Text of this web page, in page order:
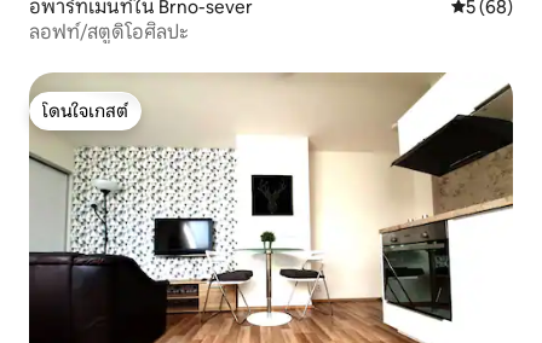
อพาร์ทเมนท์ใน Brno-sever คะแนนเฉลี่
5 (68)
ลอฟท์/สตูดิโอศิลปะ
โดนใจเกสต์
โดนใจเกสต์